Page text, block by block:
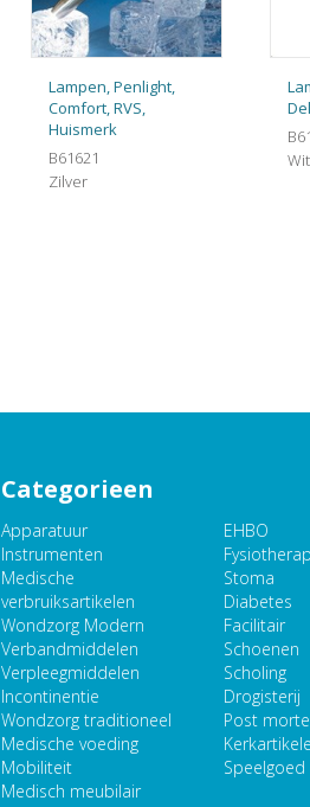
Lampen, Penlight,
Comfort, RVS,
Huismerk
B61621
Zilver
Wit
Categorieen
Apparatuur
Instrumenten
Medische
verbruiksartikelen
Wondzorg Modern
Verbandmiddelen
Verpleegmiddelen
Incontinentie
Wondzorg traditioneel
Medische voeding
Mobiliteit
Medisch meubilair
EHBO
Stoma
Diabetes
Facilitair
Schoenen
Scholing
Drogisterij
Post
Speelgoed